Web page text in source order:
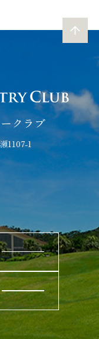
クラブ
1107-1